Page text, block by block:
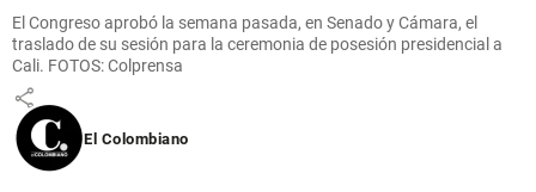
crisis en
Colombia
share
El Congreso aprobó la semana pasada, en Senado y Cámara, el
traslado de su sesión para la ceremonia de posesión presidencial a
Cali. FOTOS: Colprensa
El Colombiano